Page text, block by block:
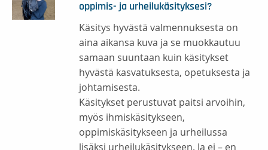
oppimis- ja urheilukäsityksesi?
Käsitys hyvästä valmennuksesta on
aina aikansa kuva ja se muokkautuu
samaan suuntaan kuin käsitykset
hyvästä kasvatuksesta, opetuksesta ja
johtamisesta.
Käsitykset perustuvat paitsi arvoihin,
myös ihmiskäsitykseen,
oppimiskäsitykseen ja urheilussa
lisäksi urheilukäsitykseen. Ja ei – en